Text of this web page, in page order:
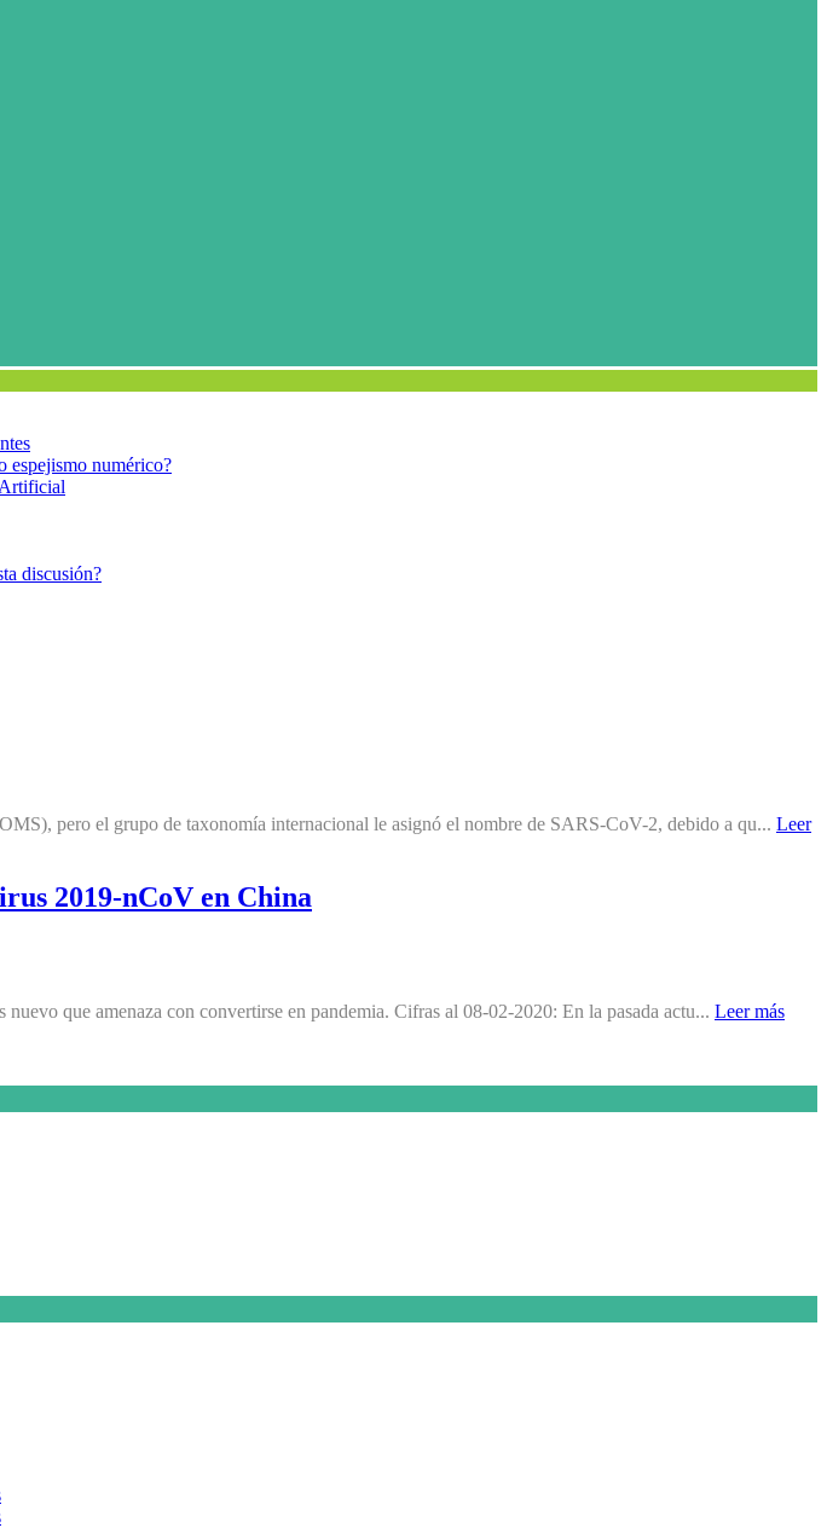
espejismo numérico?
discusión?
pero el grupo de taxonomía internacional le asignó el nombre de SARS-CoV-2, debido a qu... Leer
2019-nCoV en China
que amenaza con convertirse en pandemia. Cifras al 08-02-2020: En la pasada actu... Leer más